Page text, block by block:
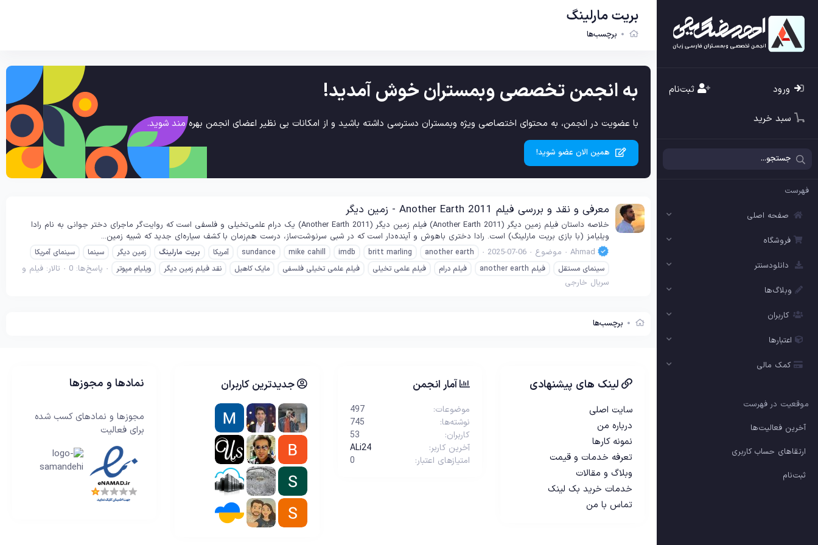
ورود ثبت‌نام
سبد خرید
فهرست
صفحه اصلی
فروشگاه
دانلودسنتر
وبلاگ‌ها
کاربران
اعتبارها
کمک مالی
موقعیت در فهرست
آخرین فعالیت‌ها
ارتقاهای حساب کاربری
ثبت‌نام
بریت مارلینگ
برچسب‌ها
به انجمن تخصصی وبمستران خوش آمدید!
با عضویت در انجمن، به محتوای اختصاصی ویژه وبمستران دسترسی داشته باشید و از امکانات بی نظیر اعضای انجمن بهره مند شوید.
همین الان عضو شوید!
معرفی و نقد و بررسی فیلم Another Earth 2011 - زمین دیگر
خلاصه داستان فیلم زمین دیگر (Another Earth 2011) فیلم زمین دیگر (Another Earth 2011) یک درام علمی‌تخیلی و فلسفی است که روایت‌گر ماجرای دختر جوانی به نام رادا
ویلیامز (با بازی بریت مارلینگ) است. رادا دختری باهوش و آینده‌دار است که در شبی سرنوشت‌ساز، درست هم‌زمان با کشف سیاره‌ای جدید که شبیه زمین...
Ahmad
موضوع 2025-07-06
another earth
britt marling
imdb
mike cahill
sundance آمریکا بریت مارلینگ زمین دیگر سینما
سینمای آمریکا
سینمای مستقل
فیلم another earth فیلم درام فیلم علمی تخیلی فیلم علمی تخیلی فلسفی مایک کاهیل نقد فیلم زمین دیگر ویلیام مپوتر پاسخ‌ها: 0 تالار: فیلم و
سریال خارجی
برچسب‌ها
لینک های پیشنهادی
سایت اصلی
درباره من
نمونه کارها
تعرفه خدمات و قیمت
وبلاگ و مقالات
خدمات خرید بک لینک
تماس با من
آمار انجمن
موضوعات
497
نوشته‌ها
745
کاربران
53
آخرین کاربر
ALi24
امتیازهای اعتبار
0
جدیدترین کاربران نمادها و مجوزها
مجوزها و نمادهای کسب شده
برای فعالیت